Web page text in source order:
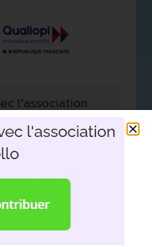
l'association
: